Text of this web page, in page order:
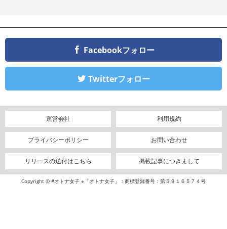
Facebookフォロー
Twitterフォロー
運営会社 利用規約
プライバシーポリシー お問い合わせ
リリースの送付はこちら 掲載記事につきまして
Copyright © #オトナ女子 ※「オトナ女子」：商標登録番号：第５９１６５７４号